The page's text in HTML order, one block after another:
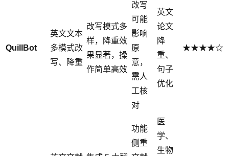
QuillBot
英文文本
多模式改
写、降重
改写模式多
样，降重效
果显著，操
作简单高效
改写
可能
影响
原
意，
需人
工核
对
英文
论文
降
重、
句子
优化
★★★★☆
功能
侧重
医
学、
生物